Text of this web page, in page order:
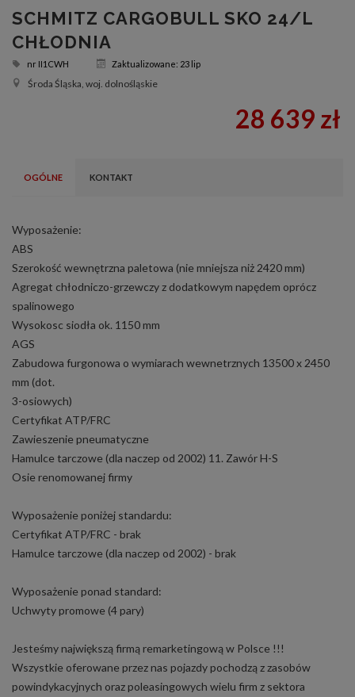
SCHMITZ CARGOBULL SKO 24/L
CHŁODNIA
nr II1CWH Zaktualizowane: 23 lip
Środa Śląska, woj. dolnośląskie
28 639 zł
OGÓLNE KONTAKT
Wyposażenie:
ABS
Szerokość wewnętrzna paletowa (nie mniejsza niż 2420 mm)
Agregat chłodniczo-grzewczy z dodatkowym napędem oprócz
spalinowego
Wysokosc siodła ok. 1150 mm
AGS
Zabudowa furgonowa o wymiarach wewnetrznych 13500 x 2450
mm (dot.
3-osiowych)
Certyfikat ATP/FRC
Zawieszenie pneumatyczne
Hamulce tarczowe (dla naczep od 2002) 11. Zawór H-S
Osie renomowanej firmy
Wyposażenie poniżej standardu:
Certyfikat ATP/FRC - brak
Hamulce tarczowe (dla naczep od 2002) - brak
Wyposażenie ponad standard:
Uchwyty promowe (4 pary)
Jesteśmy największą firmą remarketingową w Polsce !!!
Wszystkie oferowane przez nas pojazdy pochodzą z zasobów
powindykacyjnych oraz poleasingowych wielu firm z sektora